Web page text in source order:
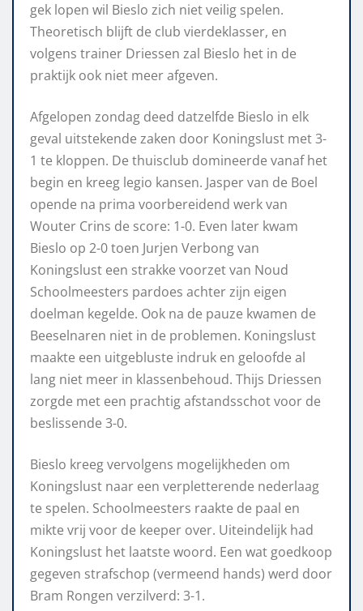
gek lopen wil Bieslo zich niet veilig spelen.
Theoretisch blijft de club vierdeklasser, en
volgens trainer Driessen zal Bieslo het in de
praktijk ook niet meer afgeven.
Afgelopen zondag deed datzelfde Bieslo in elk
geval uitstekende zaken door Koningslust met 3-
1 te kloppen. De thuisclub domineerde vanaf het
begin en kreeg legio kansen. Jasper van de Boel
opende na prima voorbereidend werk van
Wouter Crins de score: 1-0. Even later kwam
Bieslo op 2-0 toen Jurjen Verbong van
Koningslust een strakke voorzet van Noud
Schoolmeesters pardoes achter zijn eigen
doelman kegelde. Ook na de pauze kwamen de
Beeselnaren niet in de problemen. Koningslust
maakte een uitgebluste indruk en geloofde al
lang niet meer in klassenbehoud. Thijs Driessen
zorgde met een prachtig afstandsschot voor de
beslissende 3-0.
Bieslo kreeg vervolgens mogelijkheden om
Koningslust naar een verpletterende nederlaag
te spelen. Schoolmeesters raakte de paal en
mikte vrij voor de keeper over. Uiteindelijk had
Koningslust het laatste woord. Een wat goedkoop
gegeven strafschop (vermeend hands) werd door
Bram Rongen verzilverd: 3-1.